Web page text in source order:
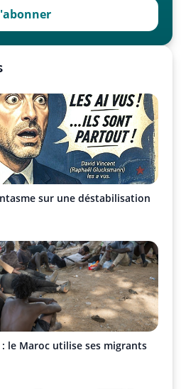
sur une déstabilisation
le Maroc utilise ses migrants